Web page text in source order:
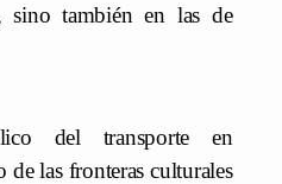
sino también en las de
del transporte en
de las fronteras culturales